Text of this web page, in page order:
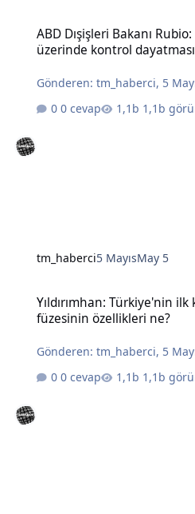
ABD Dışişleri Bakanı
üzerinde kontrol
Gönderen:tm_haberci, 5
0 cevap
1,1b
tm_haberci5 MayısMay 5
Yıldırımhan: Türkiye'nin ilk
füzesinin özellikleri ne?
Gönderen:tm_haberci, 5
0 cevap
1,1b